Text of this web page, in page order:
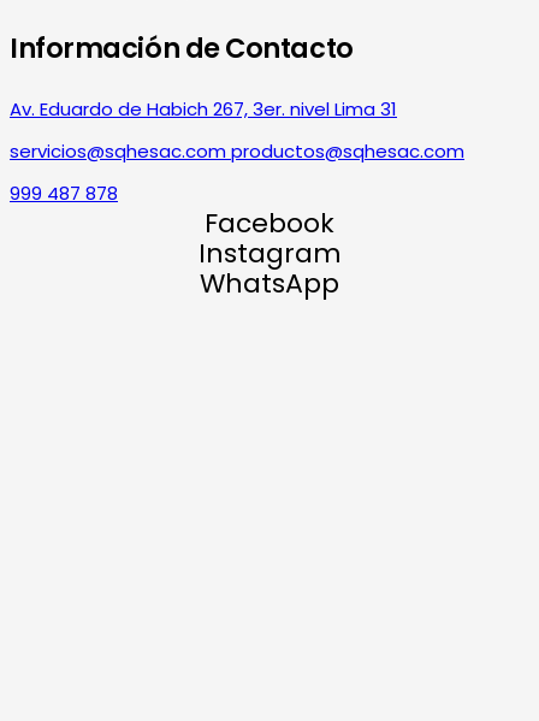
Información de Contacto
Av. Eduardo de Habich 267, 3er. nivel Lima 31
servicios@sqhesac.com productos@sqhesac.com
999 487 878
Facebook
Instagram
WhatsApp